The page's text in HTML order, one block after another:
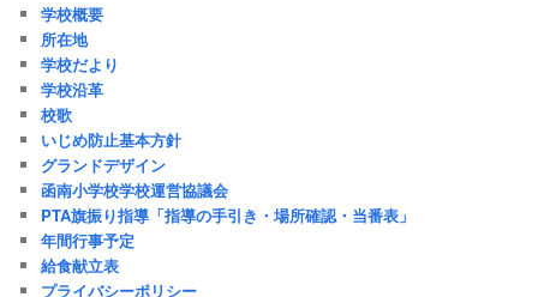
学校概要
所在地
学校だより
学校沿革
校歌
いじめ防止基本方針
グランドデザイン
函南小学校学校運営協議会
PTA旗振り指導「指導の手引き・場所確認・当番表」
年間行事予定
給食献立表
プライバシーポリシー